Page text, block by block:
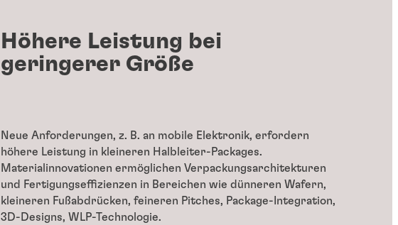
Höhere Leistung bei
geringerer Größe
Neue Anforderungen, z. B. an mobile Elektronik, erfordern
höhere Leistung in kleineren Halbleiter-Packages.
Materialinnovationen ermöglichen Verpackungsarchitekturen
und Fertigungseffizienzen in Bereichen wie dünneren Wafern,
kleineren Fußabdrücken, feineren Pitches, Package-Integration,
3D-Designs, WLP-Technologie.